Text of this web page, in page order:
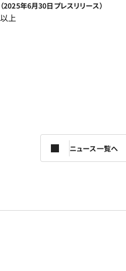
（2025年6月30日プレスリリース）
以上
ニュース一覧へ